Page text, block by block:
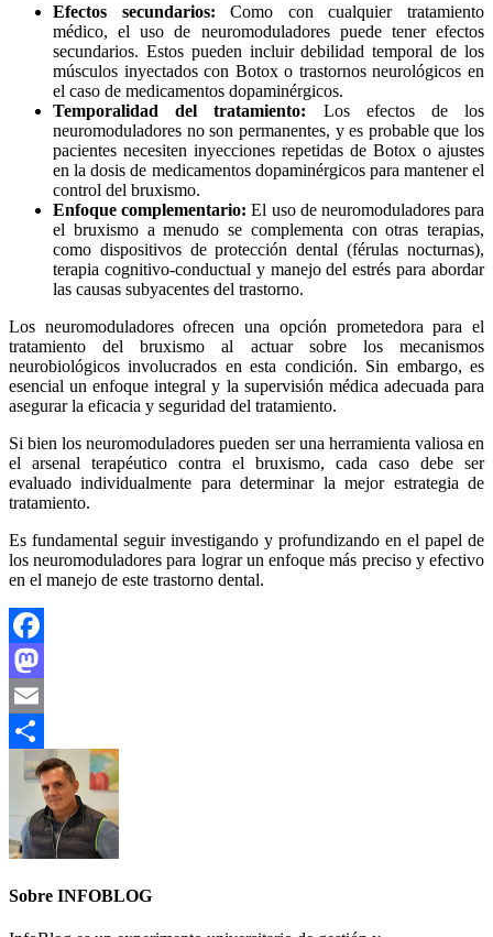
Efectos secundarios: Como con cualquier tratamiento
médico, el uso de neuromoduladores puede tener efectos
secundarios. Estos pueden incluir debilidad temporal de los
músculos inyectados con Botox o trastornos neurológicos en
el caso de medicamentos dopaminérgicos.
Temporalidad del tratamiento: Los efectos de los
neuromoduladores no son permanentes, y es probable que los
pacientes necesiten inyecciones repetidas de Botox o ajustes
en la dosis de medicamentos dopaminérgicos para mantener el
control del bruxismo.
Enfoque complementario: El uso de neuromoduladores para
el bruxismo a menudo se complementa con otras terapias,
como dispositivos de protección dental (férulas nocturnas),
terapia cognitivo-conductual y manejo del estrés para abordar
las causas subyacentes del trastorno.
Los neuromoduladores ofrecen una opción prometedora para el
tratamiento del bruxismo al actuar sobre los mecanismos
neurobiológicos involucrados en esta condición. Sin embargo, es
esencial un enfoque integral y la supervisión médica adecuada para
asegurar la eficacia y seguridad del tratamiento.
Si bien los neuromoduladores pueden ser una herramienta valiosa en
el arsenal terapéutico contra el bruxismo, cada caso debe ser
evaluado individualmente para determinar la mejor estrategia de
tratamiento.
Es fundamental seguir investigando y profundizando en el papel de
los neuromoduladores para lograr un enfoque más preciso y efectivo
en el manejo de este trastorno dental.
Facebook
Mastodon
Email
Compartir
Sobre INFOBLOG